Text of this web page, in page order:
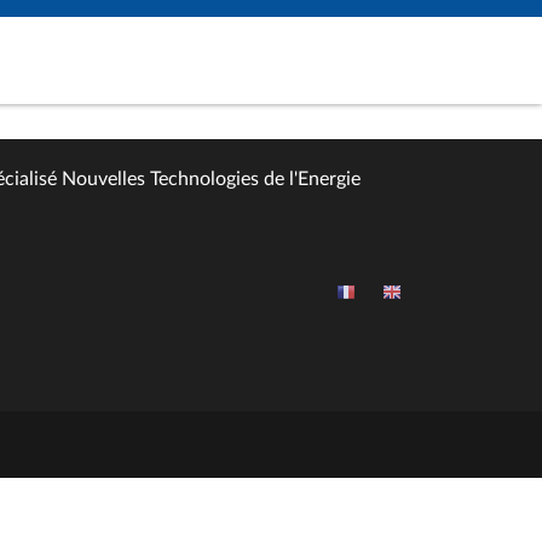
Nouvelles Technologies de l'Energie